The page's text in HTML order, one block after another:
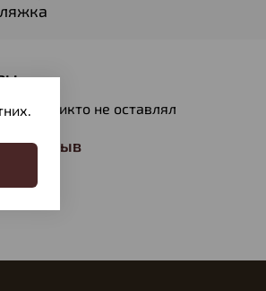
еще никто не оставлял
отзыв